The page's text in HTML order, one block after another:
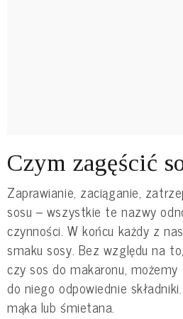
Czym zagęścić
Zaprawianie, zaciąganie,
sosu – wszystkie te nazwy
czynności. W końcu każdy z
smaku sosy. Bez względu na
czy sos do makaronu,
do niego odpowiednie
mąka lub śmietana.